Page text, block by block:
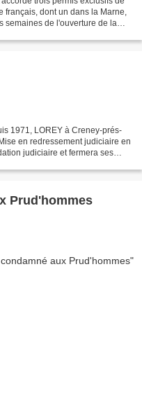
dont un dans la Marne,
semaines de l'ouverture de la
1971, LOREY à Creney-prés-
en redressement judiciaire en
judiciaire et fermera ses
Prud'hommes